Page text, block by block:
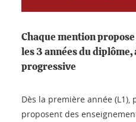
Chaque mention
les 3 années du
progressive
Dès la première année (L1),
proposent des